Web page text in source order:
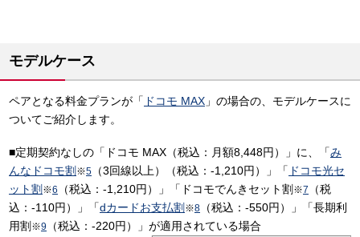
モデルケース
ペアとなる料金プランが「 ドコモ MAX 」の場合の、モデルケースに
ついてご紹介します。
■定期契約なしの「ドコモ MAX（税込：月額8,448円）」に、「み
んなドコモ割 ※5 （3回線以上）（税込：-1,210円）」「 ドコモ光セ
ット割 ※6 （税込：-1,210円）」「ドコモでんきセット割 ※7
（税
込：-110円）」「dカードお支払割 ※8 （税込：-550円）」「長期利
用割 ※9 （税込：-220円）」が適用されている場合